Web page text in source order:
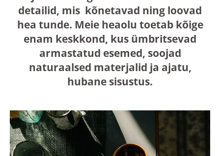
detailid, mis kõnetavad ning loovad
hea tunde. Meie heaolu toetab kõige
enam keskkond, kus ümbritsevad
armastatud esemed, soojad
naturaalsed materjalid ja ajatu,
hubane sisustus.